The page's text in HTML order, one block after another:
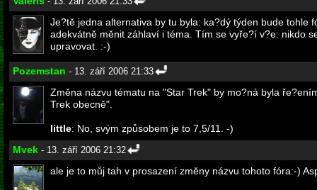
Je?tě jedna alternativa by tu byla: ka?dý týden bude tohle
adekvátně měnit záhlaví i téma. Tím se vyře?í v?e: nikdo
upravovat. :-)
Pozemstan - 13. září 2006 21:33
Změna názvu tématu na "Star Trek" by mo?ná byla
Trek obecně".
little: No, svým způsobem je to 7,5/11. -)
Mvek - 13. září 2006 21:32
ale je to můj tah v prosazení změny názvu tohoto fóra:-)